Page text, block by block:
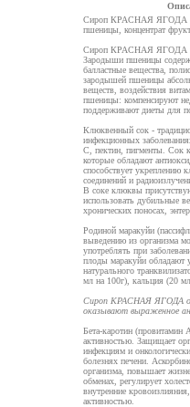
Сироп КРАСНАЯ ЯГОДА -
пшеницы, концентрат
Сироп КРАСНАЯ ЯГОДА
Зародыши пшеницы
балластные вещества,
зародышей пшеницы
веществ, воздействия
пшеницы: компенсируют
поддерживают диеты для
Клюквенный сок -
инфекционных
С, пектин, пигменты. Сок
которые обладают
способствует укреплению
соединений и
В соке клюквы
использовать дубильные
хронических поносах,
Родиной маракуйи
выведению из организма
употреблять при
плоды маракуйи обладают
натурального
мл на 100г), кальция (20
Сироп КРАСНАЯ ЯГОДА
оказывают выраженное
Бета-каротин (провитамин
активностью. Защищает
инфекциям и
болезнях печени.
организма, повышает
обменах, регулирует
внутренние
активностью.